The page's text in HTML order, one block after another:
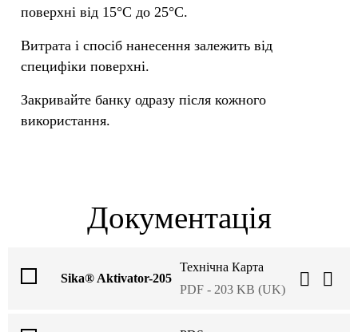
поверхні від 15°C до 25°C.
Витрата і спосіб нанесення залежить від
специфіки поверхні.
Закривайте банку одразу після кожного
використання.
Документація
Sika® Aktivator-205
Технічна Карта
PDF - 203 KB (UK)